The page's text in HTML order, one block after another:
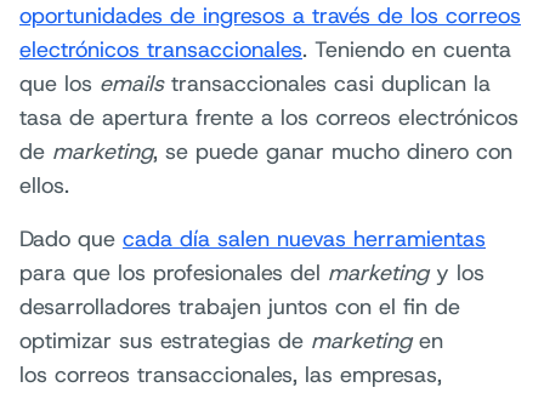
oportunidades de ingresos a través de los correos
electrónicos transaccionales. Teniendo en cuenta
que los emailstransaccionales casi duplican la
tasa de apertura frente a los correos electrónicos
de marketing, se puede ganar mucho dinero con
ellos.
Dado que cada día salen nuevas herramientas
para que los profesionales del marketingy los
desarrolladores trabajen juntos con el fin de
optimizar sus estrategias de marketingen
los correos transaccionales, las empresas,